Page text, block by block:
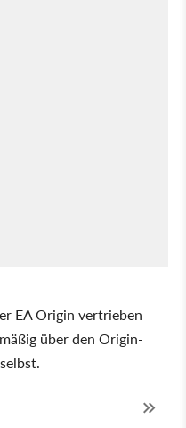
EA Origin vertrieben
über den Origin-